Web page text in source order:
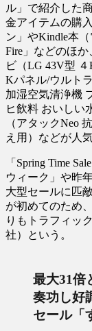
ル」で紹介した
金アイテムの購
ン」やKindle本
Fire」などのほか
ビ（LG 43V型
Kパネル/ウルト
加湿空気清浄機
ヒ飲料 おいしい
（アタックNeo
え用）などが人
「Spring Time
ウィーク」や昨
大型セールに匹
が初めてのため
りもトラフィッ
社）という。
最大31倍
奏功し好
セール「